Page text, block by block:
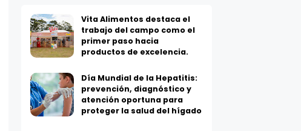
Vita Alimentos destaca el
trabajo del campo como el
primer paso hacia
productos de excelencia.
Día Mundial de la Hepatitis:
prevención, diagnóstico y
atención oportuna para
proteger la salud del hígado